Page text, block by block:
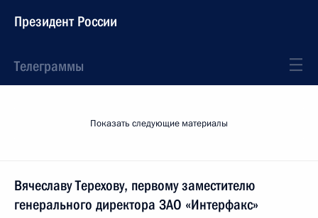
Президент России
Телеграммы
Показать следующие материалы
Вячеславу Терехову, первому заместителю
генерального директора ЗАО «Интерфакс»